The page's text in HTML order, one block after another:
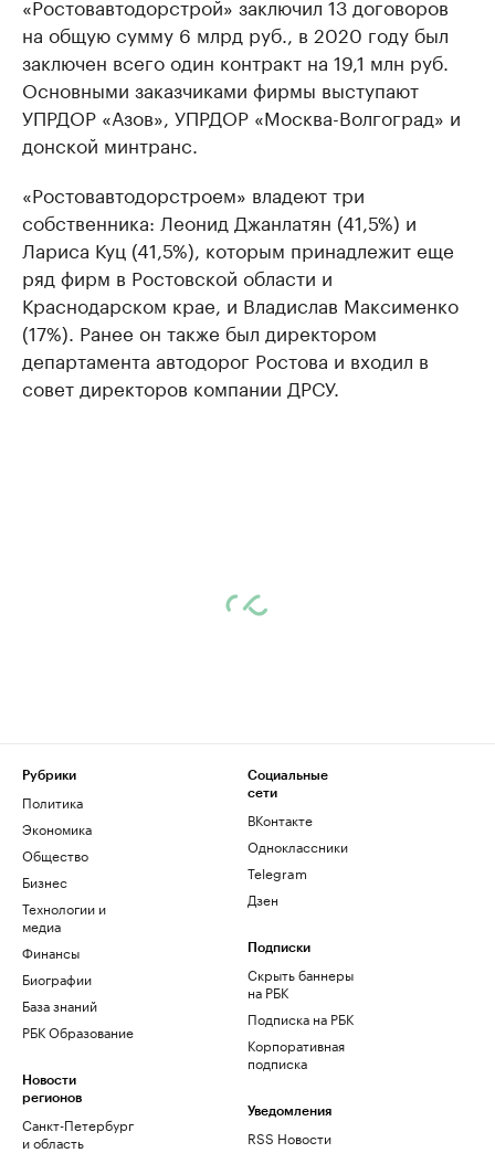
на общую сумму 6 млрд руб., в 2020 году был
заключен всего один контракт на 19,1 млн руб.
Основными заказчиками фирмы выступают
УПРДОР «Азов», УПРДОР «Москва-Волгоград» и
донской минтранс.
«Ростовавтодорстроем» владеют три
собственника: Леонид Джанлатян (41,5%) и
Лариса Куц (41,5%), которым принадлежит еще
ряд фирм в Ростовской области и
Краснодарском крае, и Владислав Максименко
(17%). Ранее он также был директором
департамента автодорог Ростова и входил в
совет директоров компании ДРСУ.
Рубрики
Политика
Экономика
Общество
Бизнес
Технологии и
медиа
Финансы
Биографии
База знаний
РБК Образование
Новости
регионов
Санкт-Петербург
и область
Социальные
сети
ВКонтакте
Одноклассники
Telegram
Дзен
Подписки
Скрыть баннеры
на РБК
Подписка на РБК
Корпоративная
подписка
Уведомления
RSS Новости